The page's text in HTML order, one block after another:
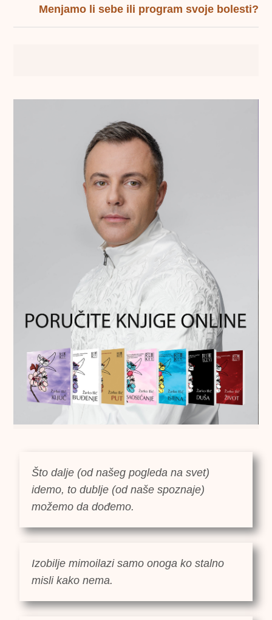
Menjamo li sebe ili program svoje bolesti?
Što dalje (od našeg pogleda na svet)
idemo, to dublje (od naše spoznaje)
možemo da dođemo.
Izobilje mimoilazi samo onoga ko stalno
misli kako nema.